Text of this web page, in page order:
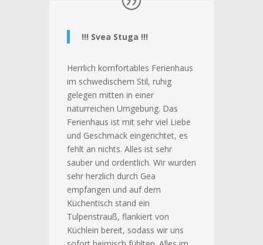
!!! Svea Stuga !!!
Herrlich komfortables Ferienhaus
im schwedischem Stil, ruhig
gelegen mitten in einer
naturreichen Umgebung. Das
Ferienhaus ist mit sehr viel Liebe
und Geschmack eingerichtet, es
fehlt an nichts. Alles ist sehr
sauber und ordentlich. Wir wurden
sehr herzlich durch Gea
empfangen und auf dem
Küchentisch stand ein
Tulpenstrauß, flankiert von
Küchlein bereit, sodass wir uns